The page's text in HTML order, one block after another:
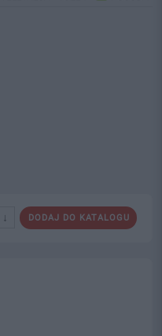
DODAJ DO KATALOGU